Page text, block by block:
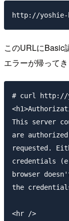
このURLにBasic
エラーが帰ってき
# curl http://
This server
are
requested.
credentials
browser
the
<hr />